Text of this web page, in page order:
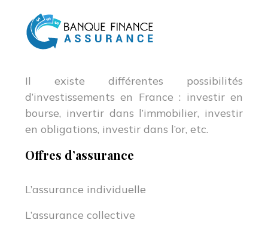
Il existe différentes possibilités
d’investissements en France : investir en
bourse, invertir dans l’immobilier, investir
en obligations, investir dans l’or, etc.
Offres d’assurance
L’assurance individuelle
L’assurance collective